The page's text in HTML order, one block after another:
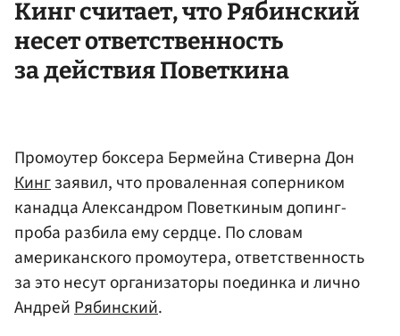
Кинг считает, что Рябинский
несет ответственность
за действия Поветкина
Промоутер боксера Бермейна Стиверна Дон
Кингзаявил, что проваленная соперником
канадца Александром Поветкиным допинг-
проба разбила ему сердце. По словам
американского промоутера, ответственность
за это несут организаторы поединка и лично
АндрейРябинский.